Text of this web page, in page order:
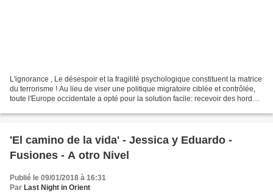
L'ignorance , Le désespoir et la fragilité psychologique constituent la matrice
du terrorisme ! Au lieu de viser une politique migratoire ciblée et contrôlée,
toute l'Europe occidentale a opté pour la solution facile: recevoir des hordes
'El camino de la vida' - Jessica y Eduardo -
Fusiones - A otro Nivel
Publié le 09/01/2018 à 16:31
Par Last Night in Orient